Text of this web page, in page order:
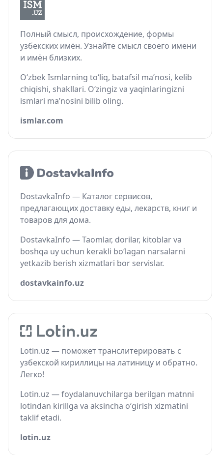
Полный смысл, происхождение, формы
узбекских имён. Узнайте смысл своего имени
и имён близких.
O‘zbek Ismlarning to‘liq, batafsil ma’nosi, kelib
chiqishi, shakllari. O‘zingiz va yaqinlaringizni
ismlari ma’nosini bilib oling.
ismlar.com
DostavkaInfo — Каталог сервисов,
предлагающих доставку еды, лекарств, книг и
товаров для дома.
DostavkaInfo — Taomlar, dorilar, kitoblar va
boshqa uy uchun kerakli bo‘lagan narsalarni
yetkazib berish xizmatlari bor servislar.
dostavkainfo.uz
Lotin.uz — поможет транслитерировать с
узбекской кириллицы на латиницу и обратно.
Легко!
Lotin.uz — foydalanuvchilarga berilgan matnni
lotindan kirillga va aksincha o‘girish xizmatini
taklif etadi.
lotin.uz